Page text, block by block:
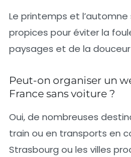
Le printemps et
propices pour éviter la
paysages et de la
Peut-on organiser un
France sans voiture ?
Oui, de nombreuses
train ou en transports en
Strasbourg ou les villes